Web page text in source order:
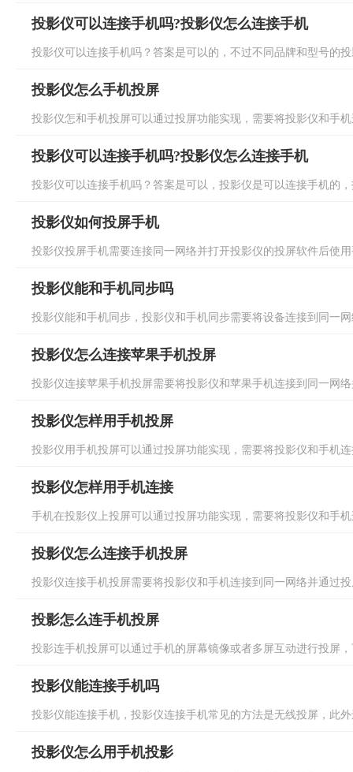
投影仪可以连接手机吗?投影仪怎么连接手机
投影仪可以连接手机吗？答案是可以的，不过不同品牌和型号的
投影仪怎么手机投屏
投影仪怎和手机投屏可以通过投屏功能实现，需要将投影仪和手
投影仪可以连接手机吗?投影仪怎么连接手机
投影仪可以连接手机吗？答案是可以，投影仪是可以连接手机的
投影仪如何投屏手机
投影仪投屏手机需要连接同一网络并打开投影仪的投屏软件后使
投影仪能和手机同步吗
投影仪能和手机同步，投影仪和手机同步需要将设备连接到同一
投影仪怎么连接苹果手机投屏
投影仪连接苹果手机投屏需要将投影仪和苹果手机连接到同一网
投影仪怎样用手机投屏
投影仪用手机投屏可以通过投屏功能实现，需要将投影仪和手机
投影仪怎样用手机连接
手机在投影仪上投屏可以通过投屏功能实现，需要将投影仪和手
投影仪怎么连接手机投屏
投影仪连接手机投屏需要将投影仪和手机连接到同一网络并通过
投影怎么连手机投屏
投影连手机投屏可以通过手机的屏幕镜像或者多屏互动进行投屏
投影仪能连接手机吗
投影仪能连接手机，投影仪连接手机常见的方法是无线投屏，此
投影仪怎么用手机投影